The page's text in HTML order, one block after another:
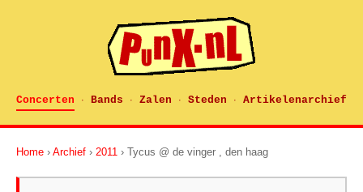
Concerten · Bands · Zalen · Steden · Artikelenarchief
Home › Archief › 2011 › Tycus @ de vinger , den haag